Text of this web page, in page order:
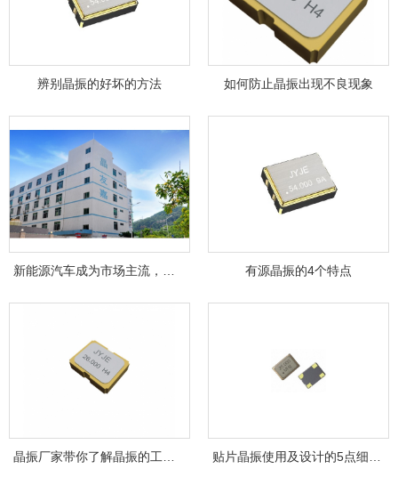
辨别晶振的好坏的方法 如何防止晶振出现不良现象
有源晶振的4个特点
晶振厂家带你了解晶振的工作原理！ 贴片晶振使用及设计的5点细节，你注意到了...